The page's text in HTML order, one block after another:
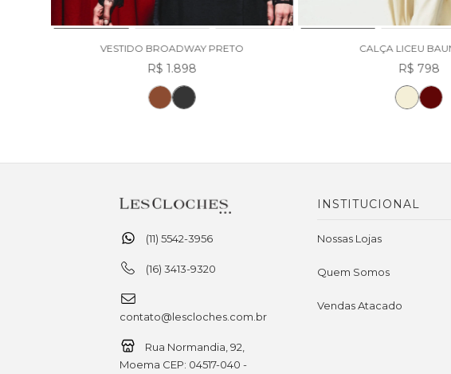
VESTIDO BROADWAY PRETO
R$ 1.898
CALÇA LICEU
R$ 798
(11) 5542-3956
(16) 3413-9320
contato@lescloches.com.br
Rua Normandia, 92,
Moema CEP: 04517-040 -
INSTITUCIONAL
Nossas Lojas
Quem Somos
Vendas Atacado